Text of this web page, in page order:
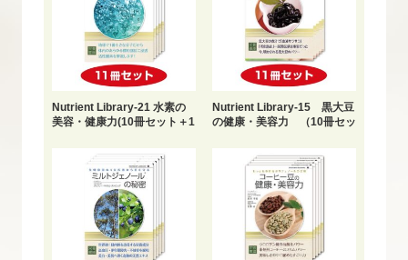
Nutrient Library-21 水素の
美容・健康力(10冊セット＋1
Nutrient Library-15 黒大豆
の健康・美容力 （10冊セッ